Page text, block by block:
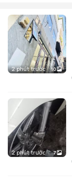
2 phút trước 10
2 phút trước 7